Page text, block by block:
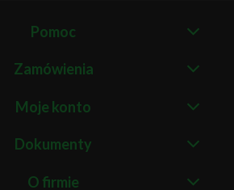
Pomoc
Zamówienia
Moje konto
Dokumenty
O firmie